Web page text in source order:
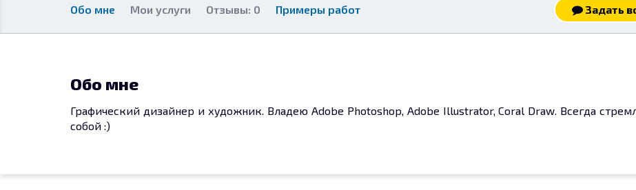
Обо мне Мои услуги Отзывы: 0 Примеры работ Задать
Обо мне
Графический дизайнер и художник. Владею Adobe Photoshop, Adobe Illustrator, Coral Draw. Всегда
собой :)